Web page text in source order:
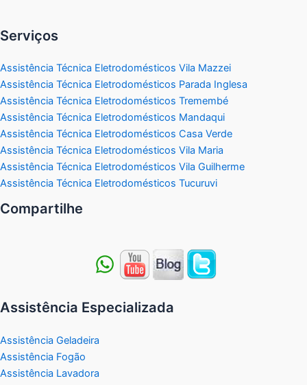
Serviços
Assistência Técnica Eletrodomésticos Vila Mazzei
Assistência Técnica Eletrodomésticos Parada Inglesa
Assistência Técnica Eletrodomésticos Tremembé
Assistência Técnica Eletrodomésticos Mandaqui
Assistência Técnica Eletrodomésticos Casa Verde
Assistência Técnica Eletrodomésticos Vila Maria
Assistência Técnica Eletrodomésticos Vila Guilherme
Assistência Técnica Eletrodomésticos Tucuruvi
Compartilhe
Assistência Especializada
Assistência Geladeira
Assistência Fogão
Assistência Lavadora